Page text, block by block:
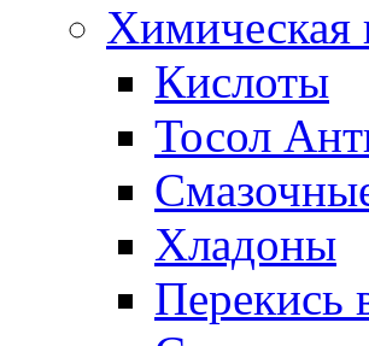
Химическая
Кислоты
Тосол
Хладоны
Перекись